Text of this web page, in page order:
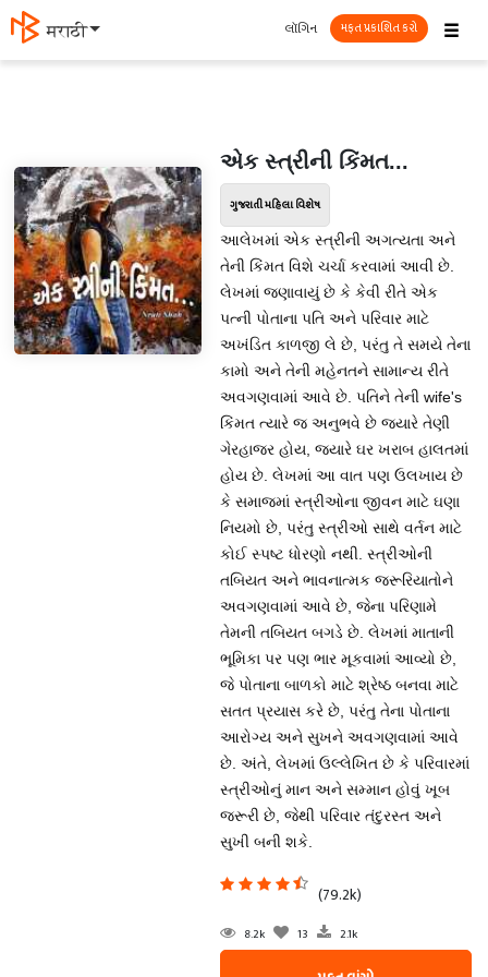
मराठी ☰
લૉગિન મફત પ્રકાશિત કરો
એક સ્ત્રીની કિંમત...
ગુજરાતી મહિલા વિશેષ
આલેખમાં એક સ્ત્રીની અગત્યતા અને
તેની કિંમત વિશે ચર્ચા કરવામાં આવી છે.
લેખમાં જણાવાયું છે કે કેવી રીતે એક
પત્ની પોતાના પતિ અને પરિવાર માટે
અખંડિત કાળજી લે છે, પરંતુ તે સમયે તેના
કામો અને તેની મહેનતને સામાન્ય રીતે
અવગણવામાં આવે છે. પતિને તેની wife's
કિંમત ત્યારે જ અનુભવે છે જ્યારે તેણી
ગેરહાજર હોય, જયારે ઘર ખરાબ હાલતમાં
હોય છે. લેખમાં આ વાત પણ ઉલખાય છે
કે સમાજમાં સ્ત્રીઓના જીવન માટે ઘણા
નિયમો છે, પરંતુ સ્ત્રીઓ સાથે વર્તન માટે
કોઈ સ્પષ્ટ ધોરણો નથી. સ્ત્રીઓની
તબિયત અને ભાવનાત્મક જરૂરિયાતોને
અવગણવામાં આવે છે, જેના પરિણામે
તેમની તબિયત બગડે છે. લેખમાં માતાની
ભૂમિકા પર પણ ભાર મૂકવામાં આવ્યો છે,
જે પોતાના બાળકો માટે શ્રેષ્ઠ બનવા માટે
સતત પ્રયાસ કરે છે, પરંતુ તેના પોતાના
આરોગ્ય અને સુખને અવગણવામાં આવે
છે. અંતે, લેખમાં ઉલ્લેખિત છે કે પરિવારમાં
સ્ત્રીઓનું માન અને સમ્માન હોવું ખૂબ
જરૂરી છે, જેથી પરિવાર તંદુરસ્ત અને
સુખી બની શકે.
(79.2k)
8.2k 13 2.1k